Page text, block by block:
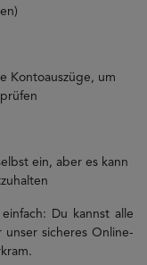
Kontoauszüge, um
ein, aber es kann
Du kannst alle
sicheres Online-